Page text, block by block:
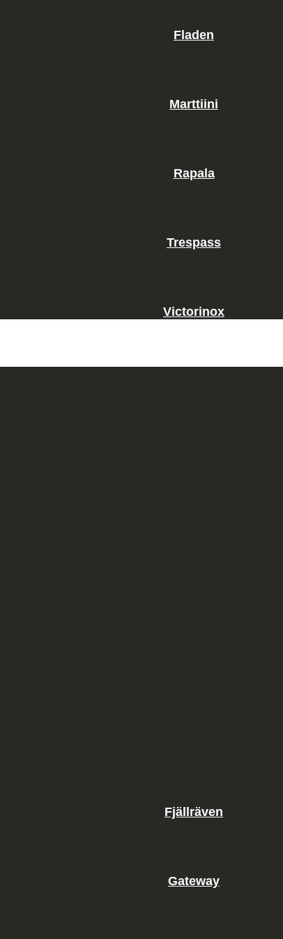
Fladen
Marttiini
Rapala
Trespass
Victorinox
Fjällräven
Gateway